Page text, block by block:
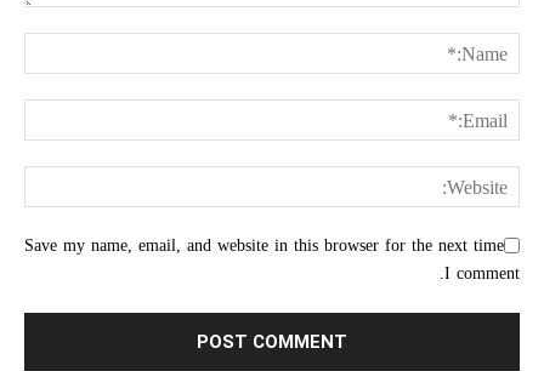
Save my name, email, and website in this browser for the next time
I comment.